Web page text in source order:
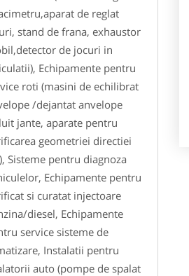
de reglat
stand de frana, exhaustor
de jocuri in
Echipamente pentru
roti (masini de echilibrat
/dejantat anvelope
jante, aparate pentru
geometriei directiei
Sisteme pentru diagnoza
Echipamente pentru
si curatat injectoare
diesel, Echipamente
service sisteme de
Instalatii pentru
auto (pompe de spalat